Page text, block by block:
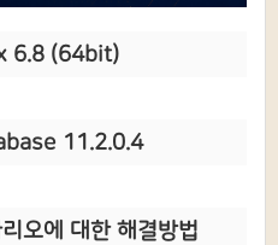
6.8 (64bit)
11.2.0.4
오에 대한 해결방법